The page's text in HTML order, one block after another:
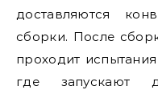
доставляются
сборки. После
проходит
где запускают